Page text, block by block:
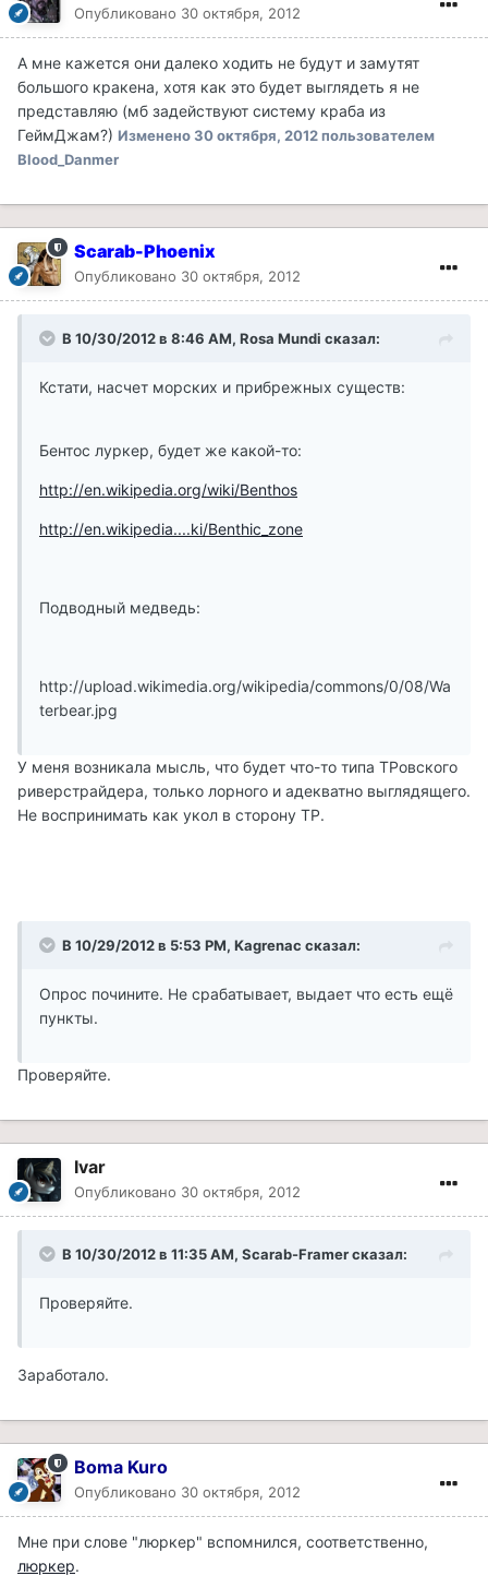
Опубликовано 30 октября, 2012
А мне кажется они далеко ходить не будут и замутят
большого кракена, хотя как это будет выглядеть я не
представляю (мб задействуют систему краба из
ГеймДжам?) Изменено30 октября, 2012пользователем
Blood_Danmer
Scarab-Phoenix
Опубликовано 30 октября, 2012
В 10/30/2012 в 8:46 AM, Rosa Mundi сказал:
Кстати, насчет морских и прибрежных существ:
Бентос луркер, будет же какой-то:
http://en.wikipedia.org/wiki/Benthos
http://en.wikipedia....ki/Benthic_zone
Подводный медведь:
http://upload.wikimedia.org/wikipedia/commons/0/08/Wa
terbear.jpg
У меня возникала мысль, что будет что-то типа ТРовского
риверстрайдера, только лорного и адекватно выглядящего.
Не воспринимать как укол в сторону ТР.
В 10/29/2012 в 5:53 PM, Kagrenac сказал:
Опрос почините. Не срабатывает, выдает что есть ещё
пункты.
Проверяйте.
Ivar
Опубликовано 30 октября, 2012
В 10/30/2012 в 11:35 AM, Scarab-Framer сказал:
Проверяйте.
Заработало.
Boma Kuro
Опубликовано 30 октября, 2012
Мне при слове "люркер" вспомнился, соответственно,
люркер.